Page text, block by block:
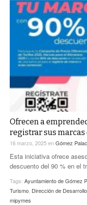
Ofrecen a
registrar sus marcas
16 marzo, 2025enGómez
Esta iniciativa ofrece
descuento del 90 % en el
Tags: Ayuntamiento de Gómez
Turismo Dirección de
mipymes